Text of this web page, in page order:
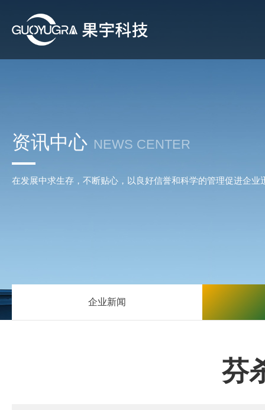
资讯中心 NEWS CENTER
在发展中求生存，不断贴心，以良好信誉和科学的管理促进企业
企业新闻
芬